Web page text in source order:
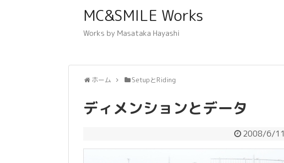
MC&SMILE Works
Works by Masataka Hayashi
ホーム SetupとRiding
ディメンションとデータ
2008/6/11